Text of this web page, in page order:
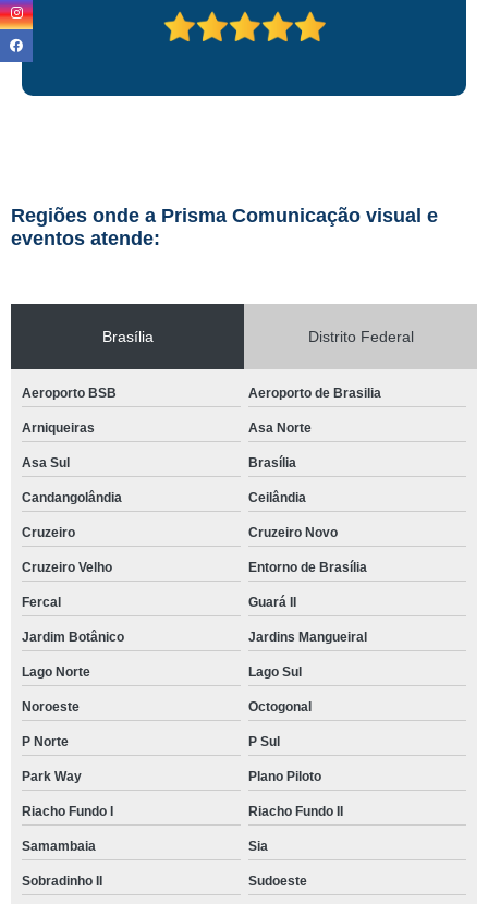
Regiões onde a Prisma Comunicação visual e
eventos atende:
Brasília Distrito Federal
Aeroporto BSB Aeroporto de Brasilia
Arniqueiras Asa Norte
Asa Sul Brasília
Candangolândia Ceilândia
Cruzeiro Cruzeiro Novo
Cruzeiro Velho Entorno de Brasília
Fercal Guará II
Jardim Botânico Jardins Mangueiral
Lago Norte Lago Sul
Noroeste Octogonal
P Norte P Sul
Park Way Plano Piloto
Riacho Fundo I Riacho Fundo II
Samambaia Sia
Sobradinho II Sudoeste